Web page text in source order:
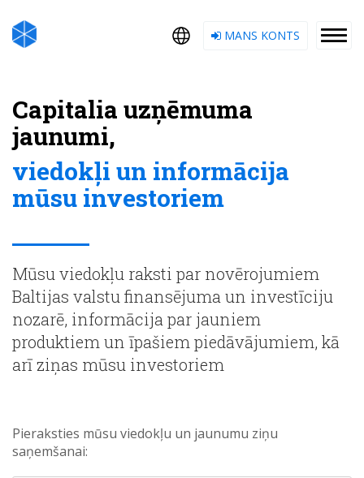
MANS KONTS
Capitalia uzņēmuma
jaunumi,
viedokļi un informācija
mūsu investoriem
Mūsu viedokļu raksti par novērojumiem
Baltijas valstu finansējuma un investīciju
nozarē, informācija par jauniem
produktiem un īpašiem piedāvājumiem, kā
arī ziņas mūsu investoriem
Pieraksties mūsu viedokļu un jaunumu ziņu
saņemšanai: